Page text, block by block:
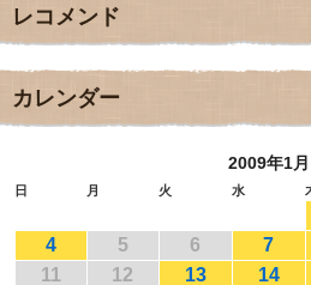
2017年12月
2017年11月(3)
2017年9月
2017年8月
2017年5月
2017年3月(1)
2017年2月(1)
レコメンド
カレンダー
2009年1月
日 月 火 水
4
5 6 7
11
12 13 14